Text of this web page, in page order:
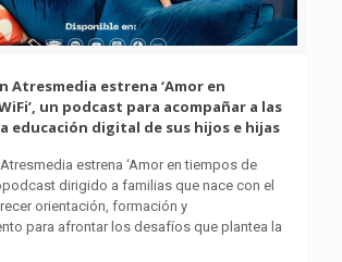
Atresmedia estrena ‘Amor en
un podcast para acompañar a las
educación digital de sus hijos e hijas
estrena ‘Amor en tiempos de
dirigido a familias que nace con el
orientación, formación y
para afrontar los desafíos que plantea la